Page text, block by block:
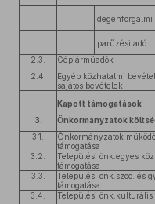
Idegenforgalmi
Iparűzési adó
2.3.
Gépjárműadók
2.4.
Egyéb közhatalmi
sajátos bevételek
Kapott támogatások
3.
Önkormányzatok
3.1.
Önkormányzatok
támogatása
3.2.
Települési önk.egyes
támogatása
3.3.
Települési önk.szoc. és
támogatása
3.4. Települési önk.kulturális